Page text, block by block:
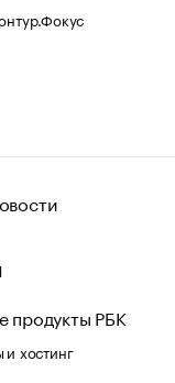
продукты РБК
хостинг